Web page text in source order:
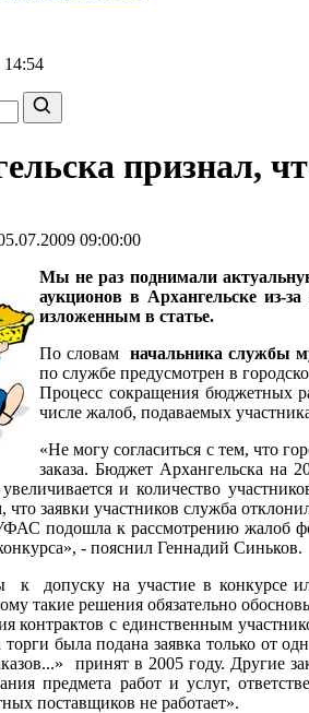
14:54
признал,
09:00:00
Мы не раз поднимали
аукционов в Архангельске из-
изложенным в статье.
По словам начальника службы
по службе предусмотрен в
Процесс сокращения бюджетных
числе жалоб, подаваемых
«Не могу согласиться с тем, что
заказа. Бюджет Архангельска на
увеличивается и количество
что заявки участников служба
подошла к рассмотрению жалоб
- пояснил Геннадий Синьков.
к допуску на участие в конкурсе
такие решения обязательно
контрактов с единственным
торги была подана заявка только от
принят в 2005 году. Другие
предмета работ и услуг,
поставщиков не работает».